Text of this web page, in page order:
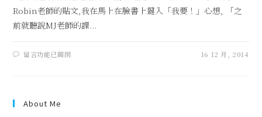
Robin老師的貼文,我在馬上在臉書上鍵入「我要！」心想, 「之
前就聽說MJ老師的課...
留言功能已關閉 16 12 月, 2014
About Me